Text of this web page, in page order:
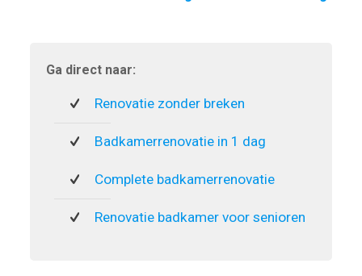
Ga direct naar:
Renovatie zonder breken
Badkamerrenovatie in 1 dag
Complete badkamerrenovatie
Renovatie badkamer voor senioren